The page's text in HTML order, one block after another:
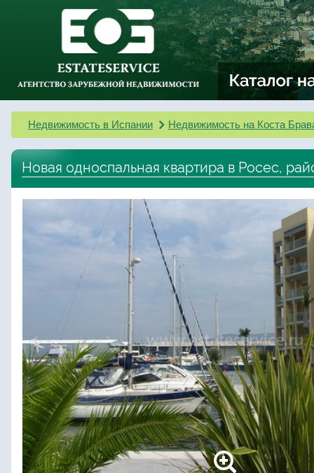
Недвижимость в Испании Недвижимость на Коста
Новая односпальная квартира в Росес,